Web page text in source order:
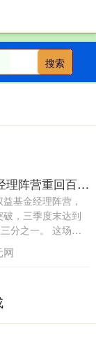
搜索
宏琳优配 百亿基金经理阵营重回百人关，新贵vs老将谁更能打？
基金经理阵营，
，三季度末达到
分之一。 这场扩
网